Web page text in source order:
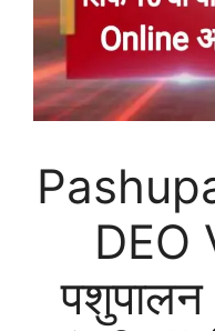
DEO
पशुपालन